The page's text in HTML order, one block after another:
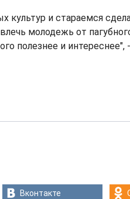
и стараемся
молодежь от
полезнее и интереснее",
Вконтакте